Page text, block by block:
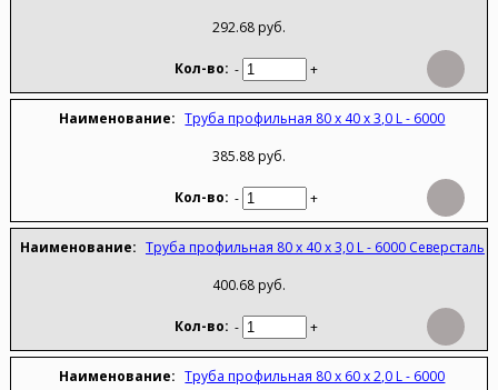
292.68 руб.
- +
Труба профильная 80 х 40 х 3,0 L - 6000
385.88 руб.
- +
Труба профильная 80 х 40 х 3,0 L - 6000 Северсталь
400.68 руб.
- +
Труба профильная 80 х 60 х 2,0 L - 6000